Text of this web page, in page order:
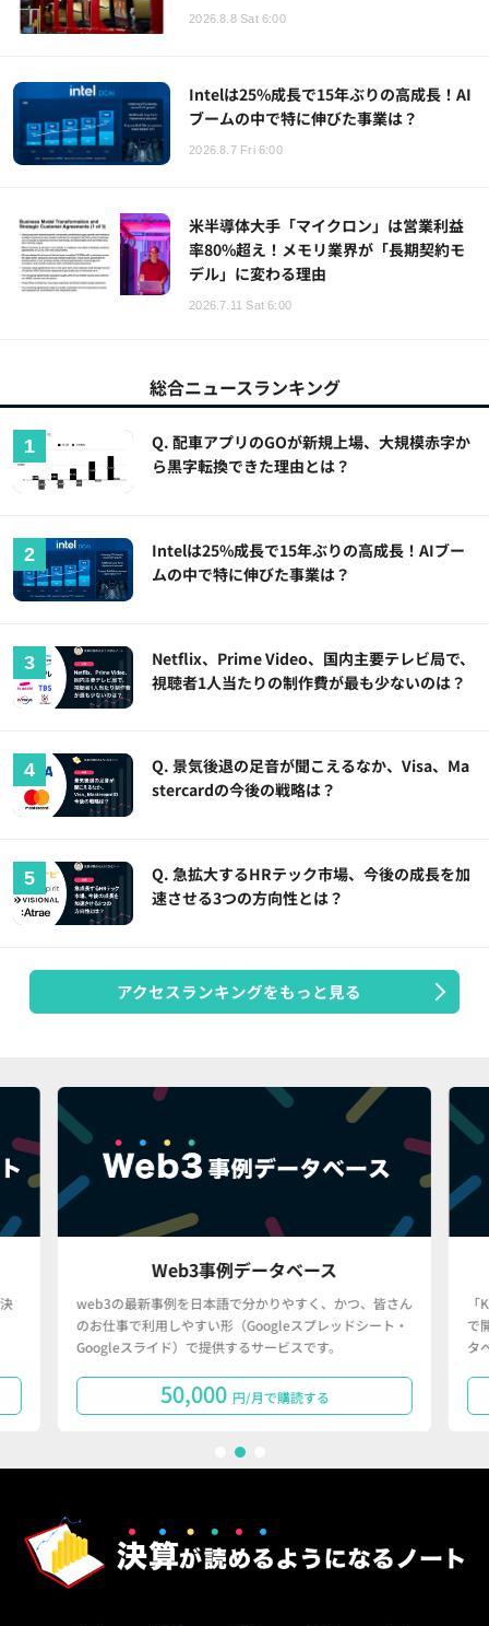
2026.8.8 Sat 6:00
Intelは25%成長で15年ぶりの高成長！AI
ブームの中で特に伸びた事業は？
2026.8.7 Fri 6:00
米半導体大手「マイクロン」は営業利益
率80%超え！メモリ業界が「長期契約モ
デル」に変わる理由
2026.7.11 Sat 6:00
総合ニュースランキング
Q. 配車アプリのGOが新規上場、大規模赤字か
ら黒字転換できた理由とは？
Intelは25%成長で15年ぶりの高成長！AIブー
ムの中で特に伸びた事業は？
Netflix、Prime Video、国内主要テレビ局で、
視聴者1人当たりの制作費が最も少ないのは？
Q. 景気後退の足音が聞こえるなか、Visa、Ma
stercardの今後の戦略は？
Q. 急拡大するHRテック市場、今後の成長を加
速させる3つの方向性とは？
アクセスランキングをもっと見る
Web3事例データベース
web3の最新事例を日本語で分かりやすく、かつ、皆さん
のお仕事で利用しやすい形（Googleスプレッドシート・
Googleスライド）で提供するサービスです。
50,000 円/月で購読する
で
タ